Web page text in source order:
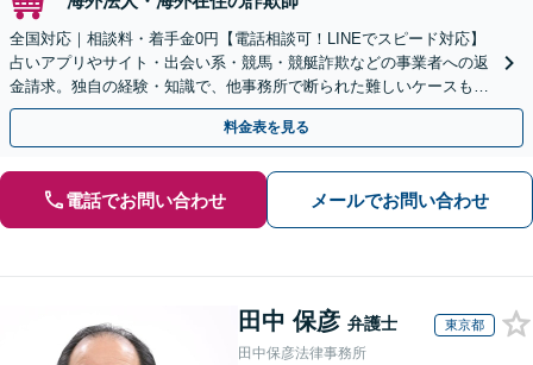
全国対応｜相談料・着手金0円【電話相談可！LINEでスピード対応】
占いアプリやサイト・出会い系・競馬・競艇詐欺などの事業者への返
金請求。独自の経験・知識で、他事務所で断られた難しいケースも解
決に導いた実績あり。まずはお気軽にご相談ください
料金表を見る
電話でお問い合わせ メールでお問い合わせ
田中 保彦 弁護士 東京都
田中保彦法律事務所